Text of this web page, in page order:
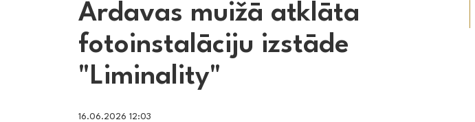
Ārdavas muižā atklāta
fotoinstalāciju izstāde
"Liminality"
16.06.2026 12:03